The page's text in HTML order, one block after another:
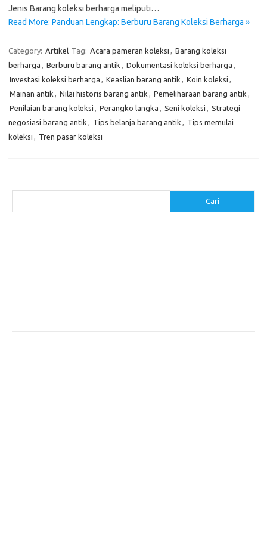
Jenis Barang koleksi berharga meliputi…
Read More: Panduan Lengkap: Berburu Barang Koleksi Berharga »
Category: Artikel Tag: Acara pameran koleksi , Barang koleksi
berharga , Berburu barang antik , Dokumentasi koleksi berharga ,
Investasi koleksi berharga , Keaslian barang antik , Koin koleksi ,
Mainan antik , Nilai historis barang antik , Pemeliharaan barang antik ,
Penilaian barang koleksi , Perangko langka , Seni koleksi , Strategi
negosiasi barang antik , Tips belanja barang antik , Tips memulai
koleksi , Tren pasar koleksi
Cari